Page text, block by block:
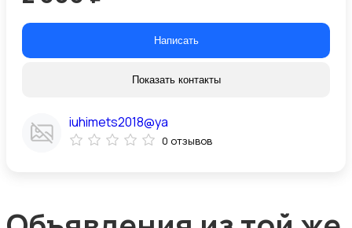
Написать
Показать контакты
iuhimets2018@ya
0 отзывов